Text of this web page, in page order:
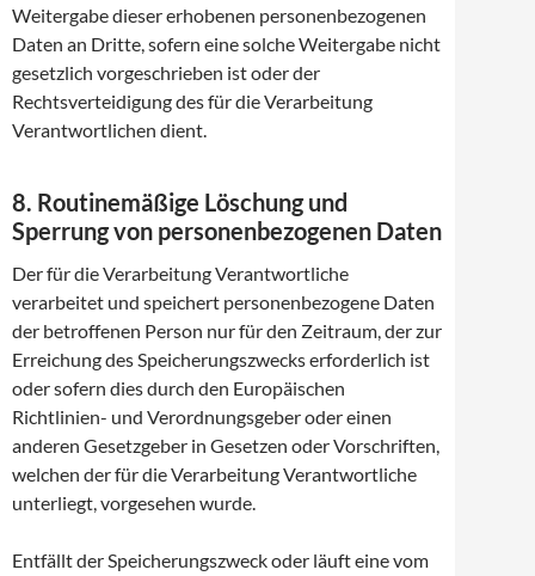
Weitergabe dieser erhobenen personenbezogenen
Daten an Dritte, sofern eine solche Weitergabe nicht
gesetzlich vorgeschrieben ist oder der
Rechtsverteidigung des für die Verarbeitung
Verantwortlichen dient.
8. Routinemäßige Löschung und
Sperrung von personenbezogenen Daten
Der für die Verarbeitung Verantwortliche
verarbeitet und speichert personenbezogene Daten
der betroffenen Person nur für den Zeitraum, der zur
Erreichung des Speicherungszwecks erforderlich ist
oder sofern dies durch den Europäischen
Richtlinien- und Verordnungsgeber oder einen
anderen Gesetzgeber in Gesetzen oder Vorschriften,
welchen der für die Verarbeitung Verantwortliche
unterliegt, vorgesehen wurde.
Entfällt der Speicherungszweck oder läuft eine vom